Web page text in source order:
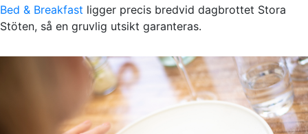
Bed & Breakfast ligger precis bredvid dagbrottet Stora
Stöten, så en gruvlig utsikt garanteras.